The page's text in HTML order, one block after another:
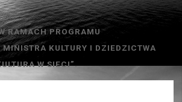
RAMACH PROGRAMU
KULTURY I DZIEDZICTWA
W SIECI”.